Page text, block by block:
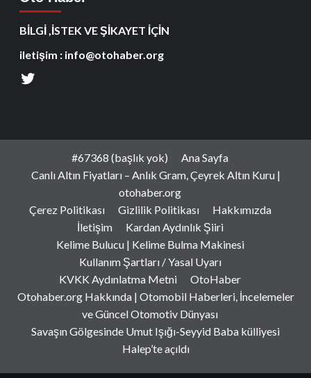
BİLGİ ,İSTEK VE ŞİKAYET İÇİN
iletişim : info@otohaber.org
#67368 (başlık yok)
Ana Sayfa
Canlı Altın Fiyatları – Anlık Gram, Çeyrek Altın Kuru |
otohaber.org
Çerez Politikası
Gizlilik Politikası
Hakkımızda
İletişim
Kardan Aydınlık Şiiri
Kelime Bulucu | Kelime Bulma Makinesi
Kullanım Şartları / Yasal Uyarı
KVKK Aydınlatma Metni
OtoHaber
Otohaber.org Hakkında | Otomobil Haberleri, İncelemeler
ve Güncel Otomotiv Dünyası
Savaşın Gölgesinde Umut Işığı-Seyyid Baba külliyesi
Halep’te açıldı